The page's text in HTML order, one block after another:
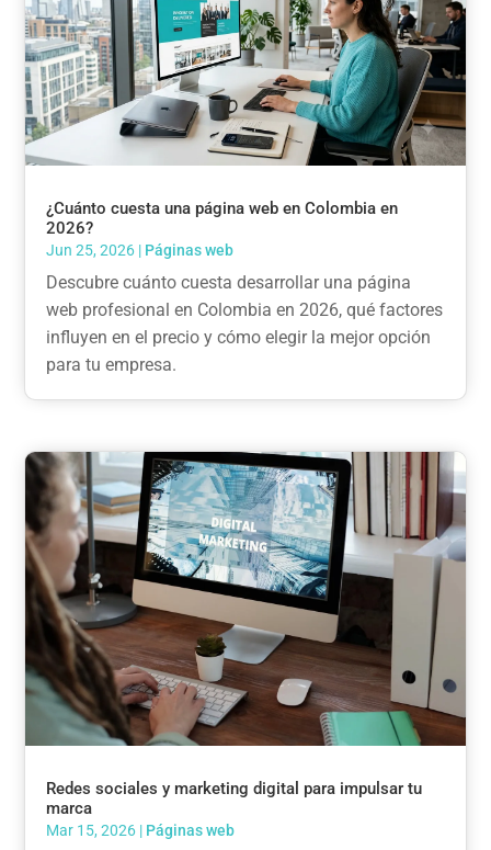
¿Cuánto cuesta una página web en Colombia en
2026?
Jun 25, 2026 | Páginas web
Descubre cuánto cuesta desarrollar una página
web profesional en Colombia en 2026, qué factores
influyen en el precio y cómo elegir la mejor opción
para tu empresa.
Redes sociales y marketing digital para impulsar tu
marca
Mar 15, 2026 | Páginas web